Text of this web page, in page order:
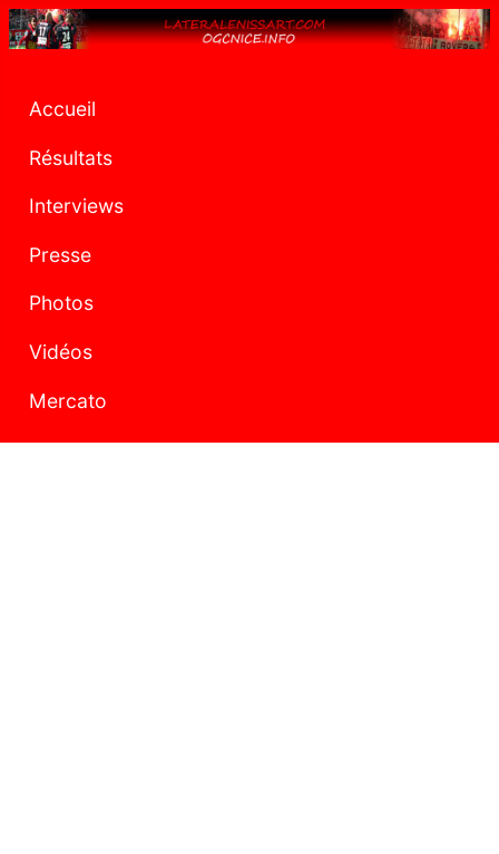
Accueil
Résultats
Interviews
Presse
Photos
Vidéos
Mercato